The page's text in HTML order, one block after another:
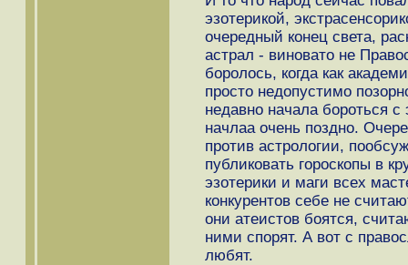
эзотерикой,
очередный конец света,
астрал - виновато не
боролось, когда как
просто недопустимо
недавно начала бороться
начлаа очень поздно.
против астрологии,
публиковать гороскопы в
эзотерики и маги всех
конкурентов себе не
они атеистов боятся,
ними спорят. А вот с
любят.